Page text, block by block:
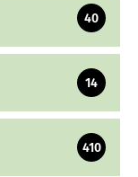
40
14
410